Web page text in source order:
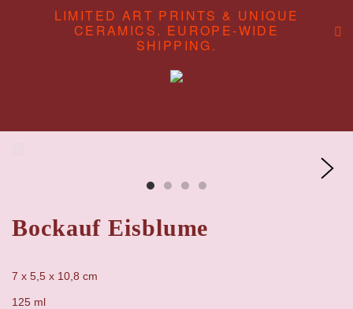
LIMITED ART PRINTS & UNIQUE
CERAMICS. EUROPE-WIDE
SHIPPING.
CONTENT STUDIO
Bockauf Eisblume
7 x 5,5 x 10,8 cm
125 ml